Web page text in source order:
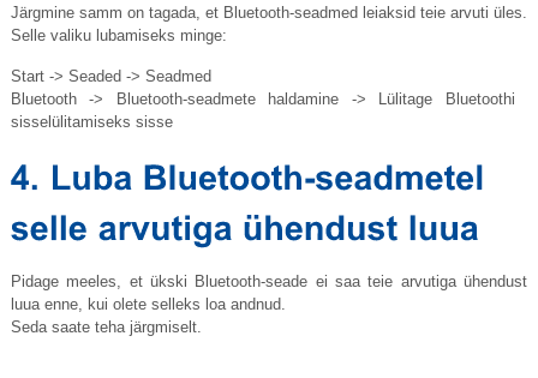
Järgmine samm on tagada, et Bluetooth-seadmed leiaksid teie arvuti üles.
Selle valiku lubamiseks minge:
Start -> Seaded -> Seadmed
Bluetooth -> Bluetooth-seadmete haldamine -> Lülitage Bluetoothi ​​
sisselülitamiseks sisse
Pidage meeles, et ükski Bluetooth-seade ei saa teie arvutiga ühendust
luua enne, kui olete selleks loa andnud.
Seda saate teha järgmiselt.